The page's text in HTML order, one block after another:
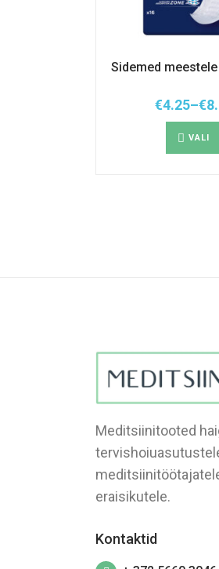
Sidemed
€4.25–€
kuni
VALI
Meditsiinitooted
eraisikutele.
Kontaktid